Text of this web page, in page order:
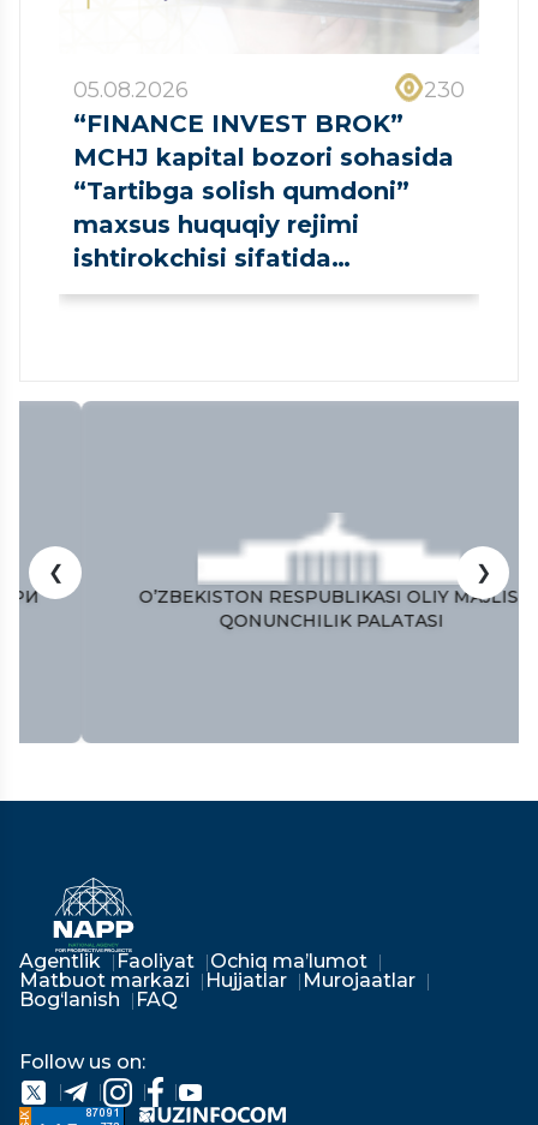
05.08.2026 230
“FINANCE INVEST BROK”
MCHJ kapital bozori sohasida
“Tartibga solish qumdoni”
maxsus huquqiy rejimi
ishtirokchisi sifatida
ro‘yxatdan o‘tkazildi
O’ZBEKISTON RESPUBLIKASI OLIY MAJLISI
QONUNCHILIK PALATASI
❮ ❯
Agentlik Faoliyat
Ochiq ma’lumot
Matbuot markazi
Hujjatlar
Murojaatlar
Bog‘lanish
FAQ
Follow us on: